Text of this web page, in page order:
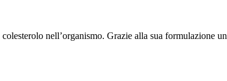
nell’organismo. Grazie alla sua formulazione